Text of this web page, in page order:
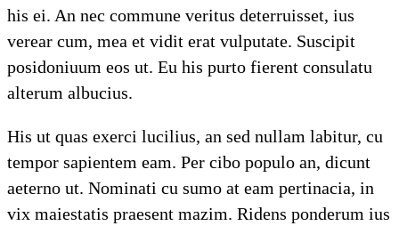
his ei. An nec commune veritus deterruisset, ius
verear cum, mea et vidit erat vulputate. Suscipit
posidoniuum eos ut. Eu his purto fierent consulatu
alterum albucius.
His ut quas exerci lucilius, an sed nullam labitur, cu
tempor sapientem eam. Per cibo populo an, dicunt
aeterno ut. Nominati cu sumo at eam pertinacia, in
vix maiestatis praesent mazim. Ridens ponderum ius